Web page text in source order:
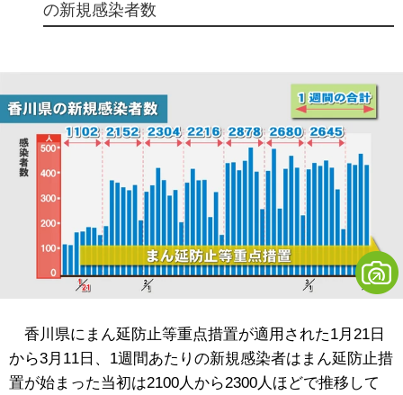
の新規感染者数
香川県にまん延防止等重点措置が適用された1月21日
から3月11日、1週間あたりの新規感染者はまん延防止措
置が始まった当初は2100人から2300人ほどで推移して